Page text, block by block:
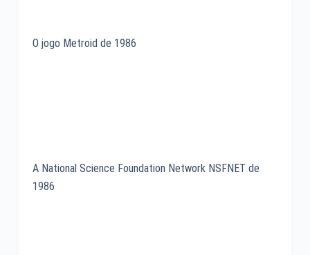
O jogo Metroid de 1986
A National Science Foundation Network NSFNET de
1986